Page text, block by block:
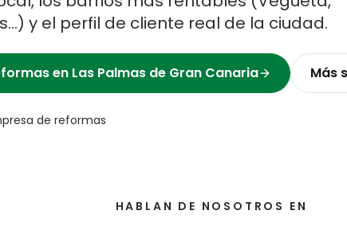
…) y el perfil de cliente real de la ciudad.
en Las Palmas de Gran Canaria Más
de reformas
HABLAN DE NOSOTROS EN